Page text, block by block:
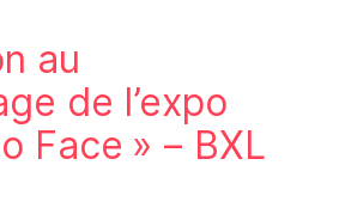
au
de l’expo
Face » – BXL